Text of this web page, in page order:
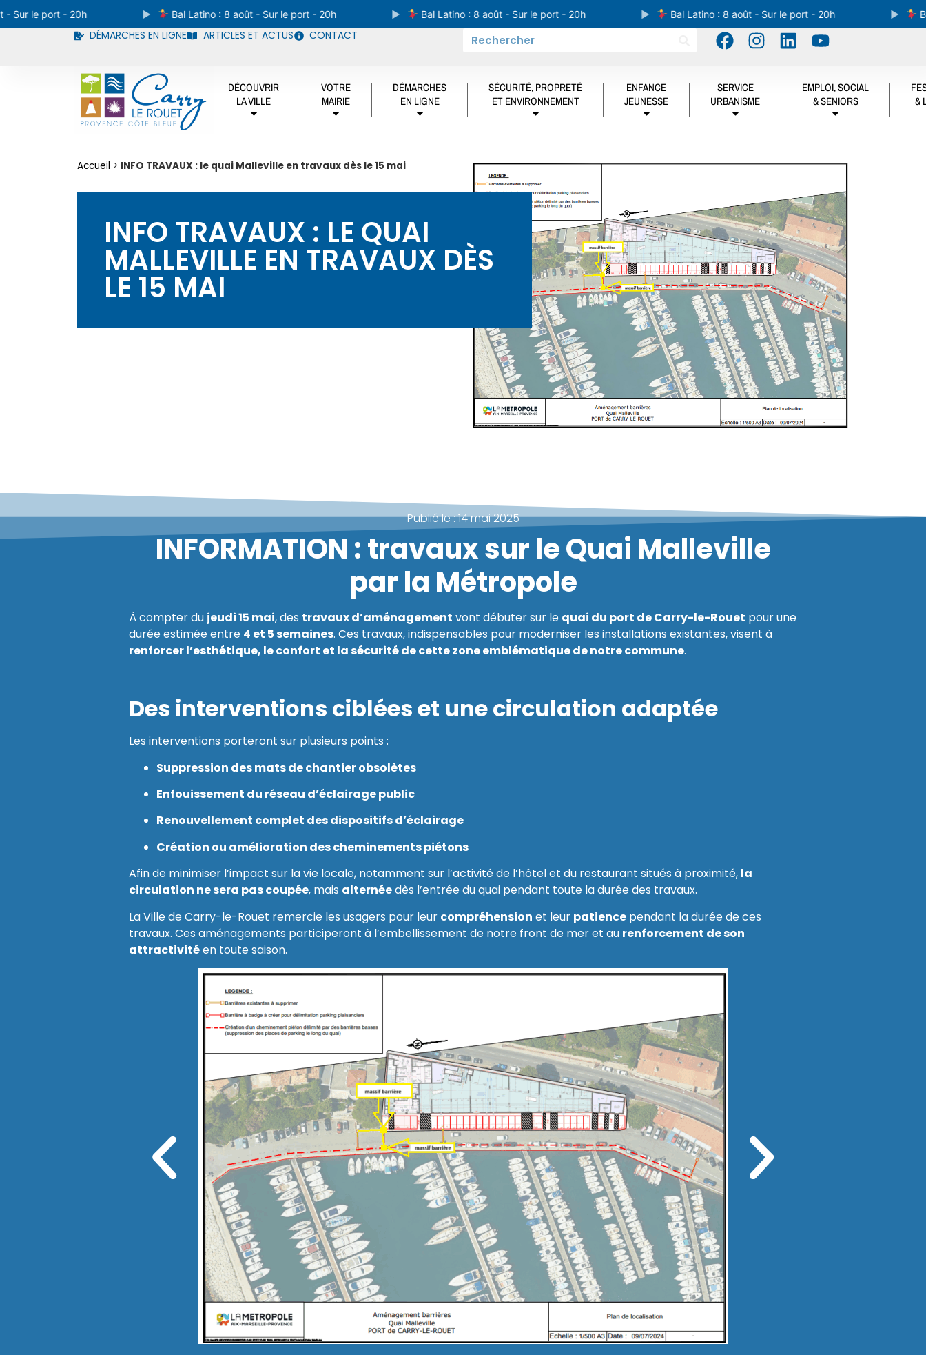
le port - 20h Bal Latino : 8 août - Sur le port - 20h Bal Latino : 8 août - Sur le port - 20h Bal Latino : 8 août - Sur le port - 20h Bal
DÉMARCHES EN LIGNE ARTICLES ET ACTUS CONTACT
DÉCOUVRIR
LA VILLE
VOTRE
MAIRIE
DÉMARCHES
EN LIGNE
SÉCURITÉ, PROPRETÉ
ET ENVIRONNEMENT
ENFANCE
JEUNESSE
SERVICE
URBANISME
EMPLOI, SOCIAL
& SENIORS
&
Accueil > INFO TRAVAUX : le quai Malleville en travaux dès le 15 mai
INFO TRAVAUX : LE QUAI
MALLEVILLE EN TRAVAUX DÈS
LE 15 MAI
Publié le :14 mai 2025
INFORMATION : travaux sur le Quai Malleville
par la Métropole
À compter du jeudi 15 mai, des travaux d’aménagement vont débuter sur le quai du port de Carry-le-Rouet pour une
durée estimée entre 4 et 5 semaines. Ces travaux, indispensables pour moderniser les installations existantes, visent à
renforcer l’esthétique, le confort et la sécurité de cette zone emblématique de notre commune.
Des interventions ciblées et une circulation adaptée
Les interventions porteront sur plusieurs points :
Suppression des mats de chantier obsolètes
Enfouissement du réseau d’éclairage public
Renouvellement complet des dispositifs d’éclairage
Création ou amélioration des cheminements piétons
Afin de minimiser l’impact sur la vie locale, notamment sur l’activité de l’hôtel et du restaurant situés à proximité, la
circulation ne sera pas coupée, mais alternéedès l’entrée du quai pendant toute la durée des travaux.
La Ville de Carry-le-Rouet remercie les usagers pour leur compréhension et leur patience pendant la durée de ces
travaux. Ces aménagements participeront à l’embellissement de notre front de mer et au renforcement de son
attractivitéen toute saison.